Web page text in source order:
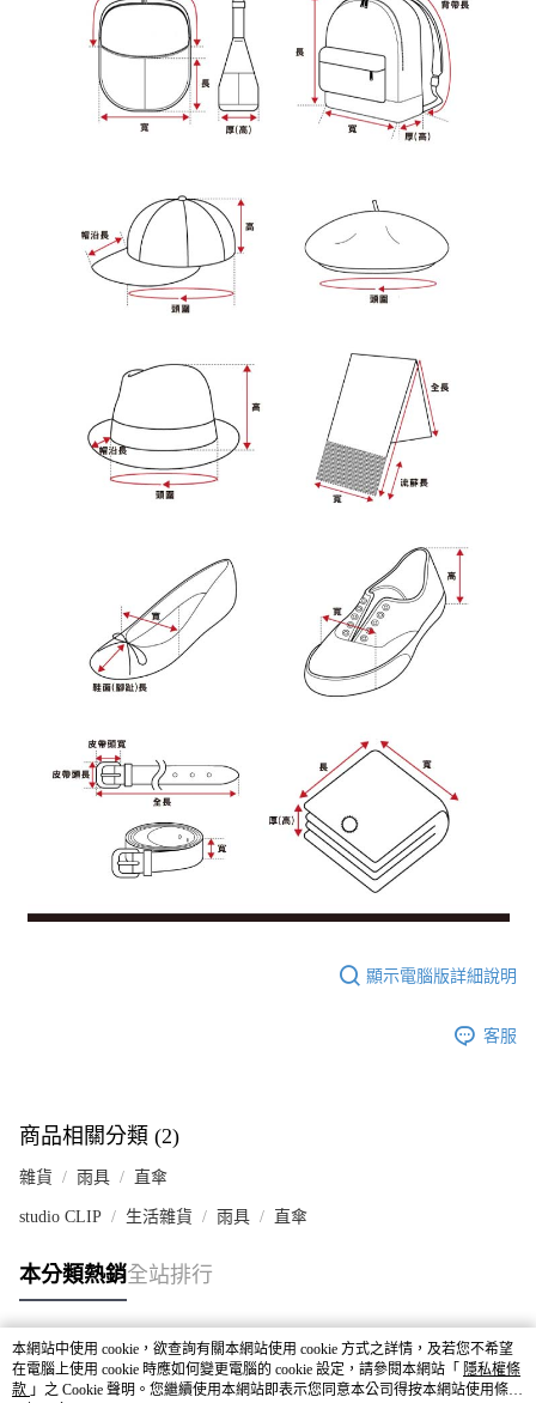
顯示電腦版詳細說明
客服
商品相關分類 (2)
雜貨 雨具 直傘
studio CLIP 生活雜貨 雨具 直傘
本分類熱銷全站排行
熱門標籤
本網站中使用 cookie，欲查詢有關本網站使用 cookie 方式之詳情，及若您不希望
在電腦上使用 cookie 時應如何變更電腦的 cookie 設定，請參閱本網站「 隱私權條
款 」之 Cookie 聲明。您繼續使用本網站即表示您同意本公司得按本網站使用條款